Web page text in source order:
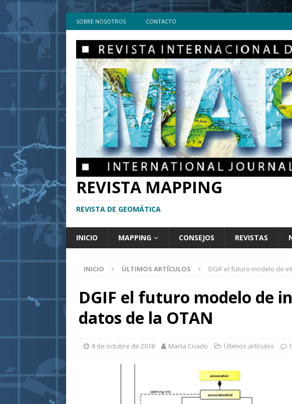
SOBRE NOSOTROS CONTACTO
REVISTA MAPPING
REVISTA DE GEOMÁTICA
INICIO MAPPING CONSEJOS REVISTAS
INICIO ÚLTIMOS ARTÍCULOS DGIF el futuro modelo de
DGIF el futuro modelo de
datos de la OTAN
8 de octubre de 2018 Marta Criado Últimos artículos